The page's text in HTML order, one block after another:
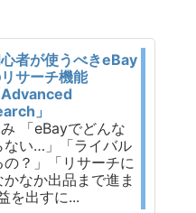
者が使うべきeBay
サーチ機能
Advanced
」
「eBayでどんな
ない…」「ライバル
？」「リサーチに
なか出品まで進ま
を出すに...